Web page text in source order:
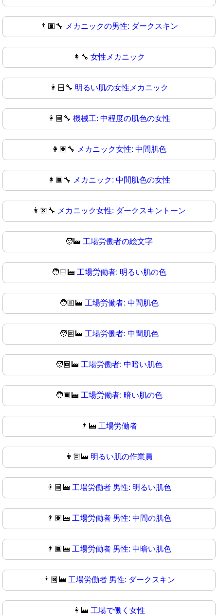
👨🏿‍🔧 メカニックの男性: ダークスキン
👩‍🔧 女性メカニック
👩🏻‍🔧 明るい肌の女性メカニック
👩🏼‍🔧 機械工: 中程度の肌色の女性
👩🏽‍🔧 メカニック女性: 中間肌色
👩🏾‍🔧 メカニック: 中間肌色の女性
👩🏿‍🔧 メカニック女性: ダークスキントーン
🧑‍🏭 工場労働者の絵文字
🧑🏻‍🏭 工場労働者: 明るい肌の色
🧑🏼‍🏭 工場労働者: 中間肌色
🧑🏽‍🏭 工場労働者: 中間肌色
🧑🏾‍🏭 工場労働者: 中暗い肌色
🧑🏿‍🏭 工場労働者: 暗い肌の色
👨‍🏭 工場労働者
👨🏻‍🏭 明るい肌の作業員
👨🏼‍🏭 工場労働者 男性: 明るい肌色
👨🏽‍🏭 工場労働者 男性: 中間の肌色
👨🏾‍🏭 工場労働者 男性: 中暗い肌色
👨🏿‍🏭 工場労働者 男性: ダークスキン
👩‍🏭 工場で働く女性